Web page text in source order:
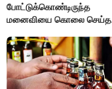
போட்டுக்கொண்டிருந்த
மனைவியை கொலை செய்த